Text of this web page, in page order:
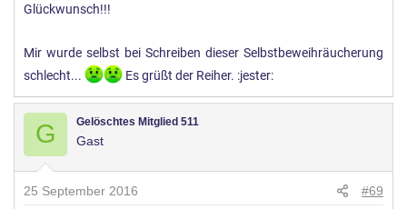
Glückwunsch!!!
Mir wurde selbst bei Schreiben dieser Selbstbeweihräucherung
schlecht...
Es grüßt der Reiher. :jester:
G Gelöschtes Mitglied 511
Gast
25 September 2016 #69